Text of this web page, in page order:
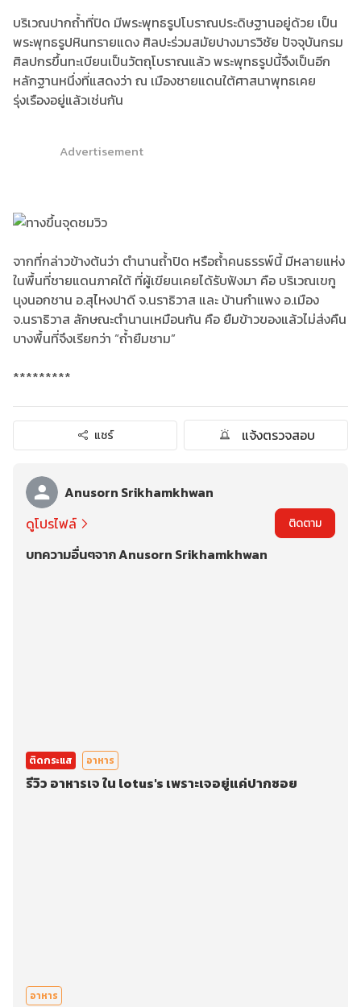
บริเวณปากถ้ำที่ปิด มีพระพุทธรูปโบราณประดิษฐานอยู่ด้วย เป็น
พระพุทธรูปหินทรายแดง ศิลปะร่วมสมัยปางมารวิชัย ปัจจุบันกรม
ศิลปกรขึ้นทะเบียนเป็นวัตถุโบราณแล้ว พระพุทธรูปนี้จึงเป็นอีก
หลักฐานหนึ่งที่แสดงว่า ณ เมืองชายแดนใต้ศาสนาพุทธเคย
รุ่งเรืองอยู่แล้วเช่นกัน
Advertisement
จากที่กล่าวข้างต้นว่า ตำนานถ้ำปิด หรือถ้ำคนธรรพ์นี้ มีหลายแห่ง
ในพื้นที่ชายแดนภาคใต้ ที่ผู้เขียนเคยได้รับฟังมา คือ บริเวณเขกู
นุงนอกชาน อ.สุไหงปาดี จ.นราธิวาส และ บ้านกำแพง อ.เมือง
จ.นราธิวาส ลักษณะตำนานเหมือนกัน คือ ยืมข้าวของแล้วไม่ส่งคืน
บางพื้นที่จึงเรียกว่า “ถ้ำยืมชาม”
*********
แชร์ แจ้งตรวจสอบ
Anusorn Srikhamkhwan
ดูโปรไฟล์
ติดตาม
บทความอื่นๆจาก Anusorn Srikhamkhwan
ติดกระแส อาหาร
รีวิว อาหารเจ ใน lotus's เพราะเจอยู่แค่ปากซอย
อาหาร